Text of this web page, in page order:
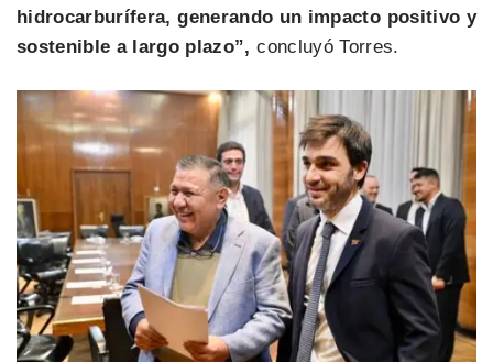
hidrocarburífera, generando un impacto positivo y
sostenible a largo plazo”, concluyó Torres.